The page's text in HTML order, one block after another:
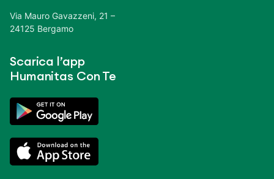
Via Mauro Gavazzeni, 21 –
24125 Bergamo
Scarica l’app
Humanitas Con Te